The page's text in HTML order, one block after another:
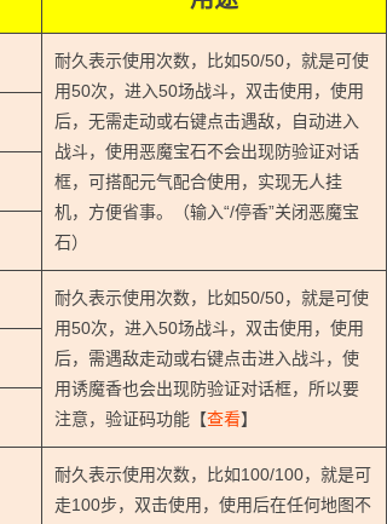
耐久表示使用次数，比如50/50，就是可使
用50次，进入50场战斗，双击使用，使用
后，无需走动或右键点击遇敌，自动进入
战斗，使用恶魔宝石不会出现防验证对话
框，可搭配元气配合使用，实现无人挂
机，方便省事。（输入“/停香”关闭恶魔宝
石）
耐久表示使用次数，比如50/50，就是可使
用50次，进入50场战斗，双击使用，使用
后，需遇敌走动或右键点击进入战斗，使
用诱魔香也会出现防验证对话框，所以要
注意，验证码功能【查看】
耐久表示使用次数，比如100/100，就是可
走100步，双击使用，使用后在任何地图不